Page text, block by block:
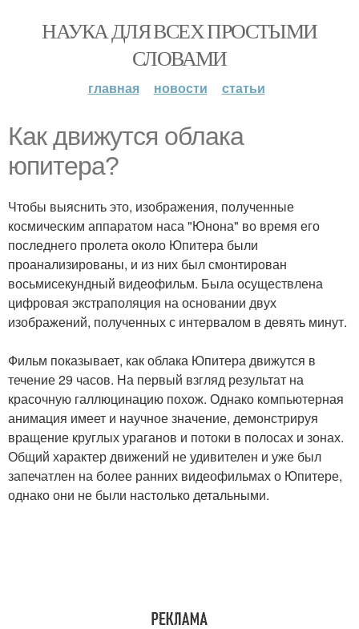
НАУКА ДЛЯ ВСЕХ ПРОСТЫМИ
СЛОВАМИ
главная новости статьи
Как движутся облака
юпитера?
Чтобы выяснить это, изображения, полученные
космическим аппаратом наса "Юнона" во время его
последнего пролета около Юпитера были
проанализированы, и из них был смонтирован
восьмисекундный видеофильм. Была осуществлена
цифровая экстраполяция на основании двух
изображений, полученных с интервалом в девять минут.
Фильм показывает, как облака Юпитера движутся в
течение 29 часов. На первый взгляд результат на
красочную галлюцинацию похож. Однако компьютерная
анимация имеет и научное значение, демонстрируя
вращение круглых ураганов и потоки в полосах и зонах.
Общий характер движений не удивителен и уже был
запечатлен на более ранних видеофильмах о Юпитере,
однако они не были настолько детальными.